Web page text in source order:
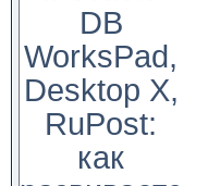
DB
WorksPad,
Desktop X,
RuPost:
как